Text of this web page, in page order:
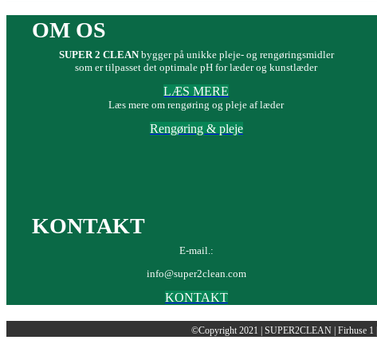
OM OS
SUPER 2 CLEANbygger på unikke pleje- og rengøringsmidler
som er tilpasset det optimale pH for læder og kunstlæder
LÆS MERE
Læs mere om rengøring og pleje af læder
Rengøring & pleje
KONTAKT
E-mail.:
info@super2clean.com
KONTAKT
©Copyright 2021 | SUPER2CLEAN | Firhuse